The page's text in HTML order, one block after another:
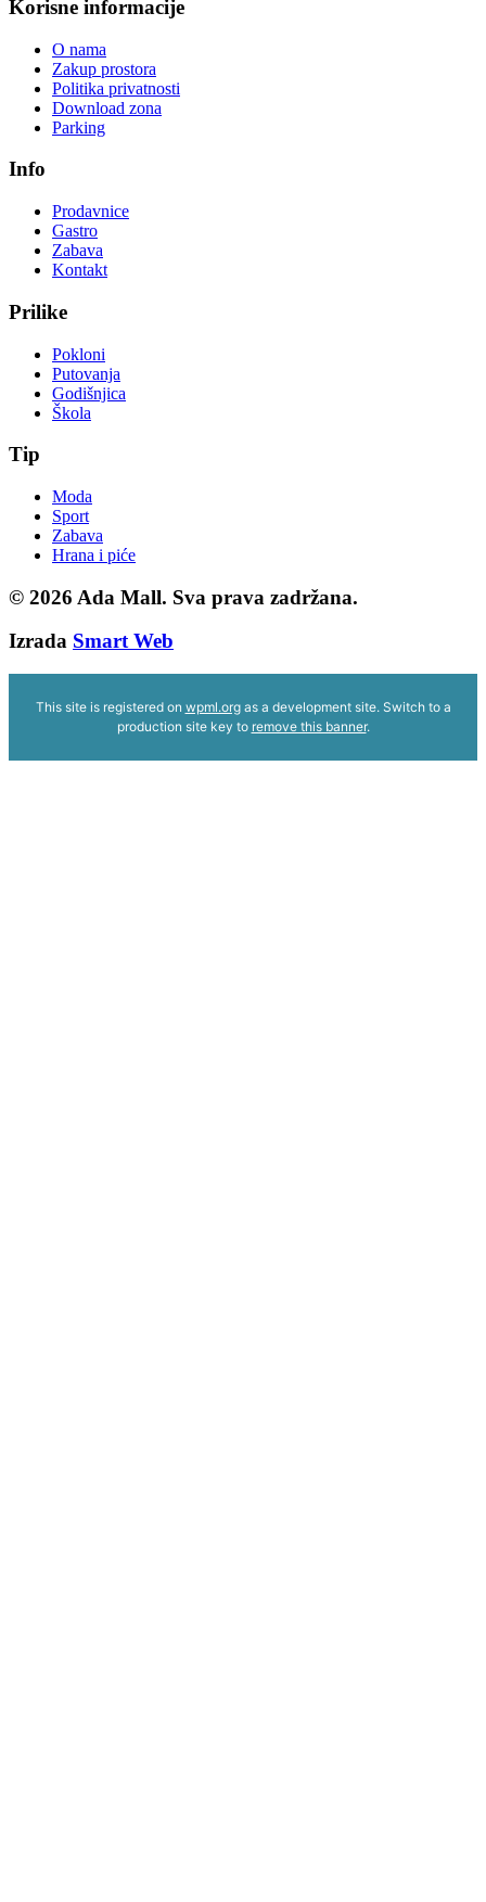
Korisne informacije
O nama
Zakup prostora
Politika privatnosti
Download zona
Parking
Info
Prodavnice
Gastro
Zabava
Kontakt
Prilike
Pokloni
Putovanja
Godišnjica
Škola
Tip
Moda
Sport
Zabava
Hrana i piće
© 2026 Ada Mall. Sva prava zadržana.
Izrada Smart Web
This site is registered on wpml.orgas a development site. Switch to a
production site key to remove this banner.